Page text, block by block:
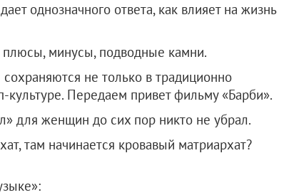
однозначного ответа, как влияет на жизнь
минусы, подводные камни.
не только в традиционно
культуре. Передаем привет фильму «Барби».
для женщин до сих пор никто не убрал.
там начинается кровавый матриархат?